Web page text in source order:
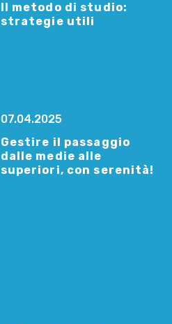
Il metodo di studio:
strategie utili
07.04.2025
Gestire il passaggio
dalle medie alle
superiori, con serenità!